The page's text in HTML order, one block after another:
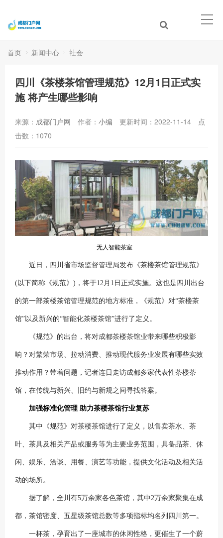
首页 新闻中心 社会
四川《茶楼茶馆管理规范》12月1日正式实
施 将产生哪些影响
来源： 成都门户网 作者： 小编 更新时间：2022-11-14
点
击数： 1070
无人智能茶室
近日，四川省市场监督管理局发布《茶楼茶馆管理规范》
(以下简称《规范》)，将于12月1日正式实施。这也是四川出台
的第一部茶楼茶馆管理规范的地方标准，《规范》对“茶楼茶
馆”以及新兴的“智能化茶楼茶馆”进行了定义。
《规范》的出台，将对成都茶楼茶馆业带来哪些积极影
响？对繁荣市场、拉动消费、推动现代服务业发展有哪些实效
推动作用？带着问题，记者连日走访成都多家代表性茶楼茶
馆，在传统与新兴、旧约与新规之间寻找答案。
加强标准化管理 助力茶楼茶馆行业复苏
其中《规范》对茶楼茶馆进行了定义，以售卖茶水、茶
叶、茶具及相关产品或服务等为主要业务范围，具备品茶、休
闲、娱乐、洽谈、用餐、演艺等功能，提供文化活动及相关活
动的场所。
据了解，全川有5万余家各色茶馆，其中2万余家聚集在成
都，茶馆密度、五星级茶馆总数等多项指标均名列四川第一。
一杯茶，孕育出了一座城市的休闲性格，更催生了一个蔚